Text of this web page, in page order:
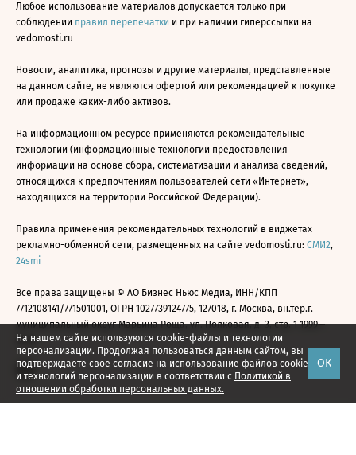
На нашем сайте используются cookie-файлы и технологии
персонализации. Продолжая пользоваться данным сайтом, вы
подтверждаете свое согласие на использование файлов cookie
и технологий персонализации в соответствии с Политикой в
отношении обработки персональных данных.
ОК
Любое использование материалов допускается только при
соблюдении правил перепечатки и при наличии гиперссылки на
vedomosti.ru
Новости, аналитика, прогнозы и другие материалы, представленные
на данном сайте, не являются офертой или рекомендацией к покупке
или продаже каких-либо активов.
На информационном ресурсе применяются рекомендательные
технологии (информационные технологии предоставления
информации на основе сбора, систематизации и анализа сведений,
относящихся к предпочтениям пользователей сети «Интернет»,
находящихся на территории Российской Федерации).
Правила применения рекомендательных технологий в виджетах
рекламно-обменной сети, размещенных на сайте vedomosti.ru: СМИ2,
24smi
Все права защищены © АО Бизнес Ньюс Медиа, ИНН/КПП
7712108141/771501001, ОГРН 1027739124775, 127018, г. Москва, вн.тер.г.
муниципальный округ Марьина Роща, ул. Полковая, д. 3, стр. 1 1999—
2026